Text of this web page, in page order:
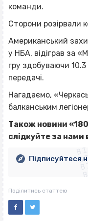
команди.
Сторони розірвали
Американський
у НБА, відіграв за
гру здобуваючи
передачі.
Нагадаємо,
балканським
Також новини
слідкуйте за нами
Підписуйтеся
Поділитись статтею